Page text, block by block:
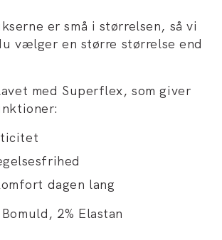
er små i størrelsen, så vi
vælger en større størrelse end
med Superflex, som giver
dagen lang
Bomuld, 2% Elastan